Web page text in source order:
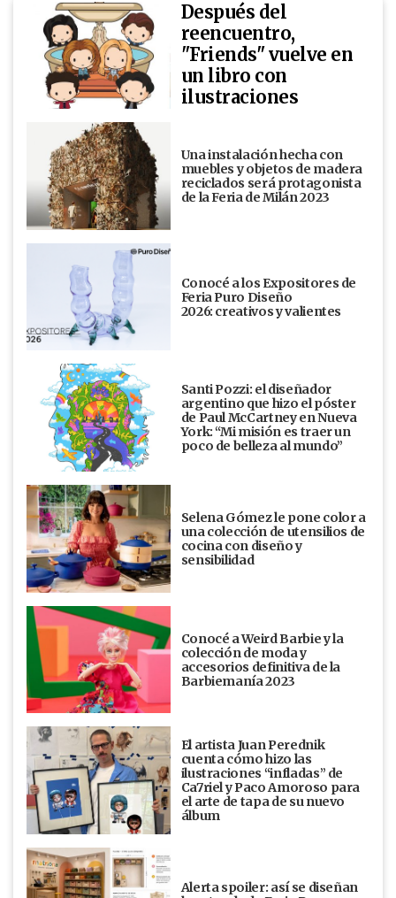
Después del
reencuentro,
"Friends" vuelve en
un libro con
ilustraciones
Una instalación hecha con
muebles y objetos de madera
reciclados será protagonista
de la Feria de Milán 2023
Conocé a los Expositores de
Feria Puro Diseño
2026: creativos y valientes
Santi Pozzi: el diseñador
argentino que hizo el póster
de Paul McCartney en Nueva
York: “Mi misión es traer un
poco de belleza al mundo”
Selena Gómez le pone color a
una colección de utensilios de
cocina con diseño y
sensibilidad
Conocé a Weird Barbie y la
colección de moda y
accesorios definitiva de la
Barbiemanía 2023
El artista Juan Perednik
cuenta cómo hizo las
ilustraciones “infladas” de
Ca7riel y Paco Amoroso para
el arte de tapa de su nuevo
álbum
Alerta spoiler: así se diseñan